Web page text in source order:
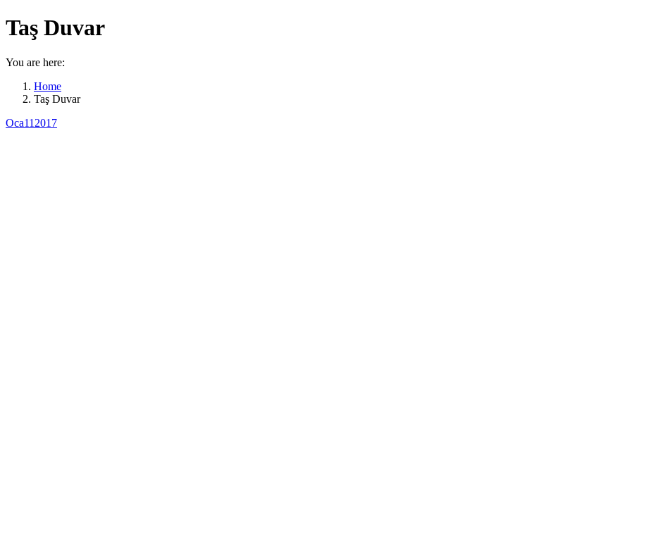
Taş Duvar
You are here:
Home
Taş Duvar
Oca11 2017